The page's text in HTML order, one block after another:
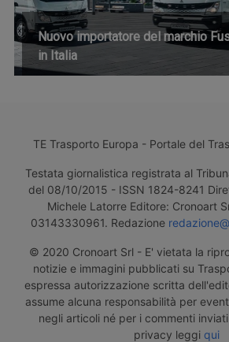
Nuovo importatore del marchio
in Italia
TE Trasporto Europa - Portale del
Testata giornalistica registrata al
del 08/10/2015 - ISSN 1824-8241
Michele Latorre Editore: Cronoart
03143330961. Redazione
© 2020 Cronoart Srl - E' vietata la
notizie e immagini pubblicati su
espressa autorizzazione scritta
assume alcuna responsabilità per
negli articoli né per i commenti
privacy leggi qui